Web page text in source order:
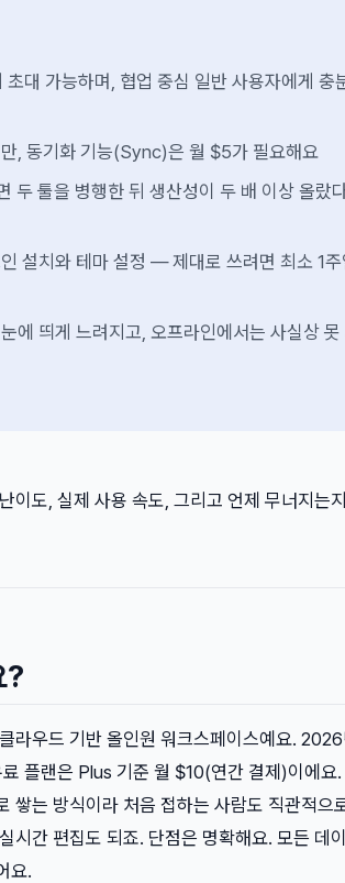
대 가능하며, 협업 중심 일반 사용자에게 충
, 동기화 기능(Sync)은 월 $5가 필요해요
두 툴을 병행한 뒤 생산성이 두 배 이상 올랐
설치와 테마 설정 — 제대로 쓰려면 최소 1주
에 띄게 느려지고, 오프라인에서는 사실상 못
이도, 실제 사용 속도, 그리고 언제 무너지는
?
우드 기반 올인원 워크스페이스예요. 2026
플랜은 Plus 기준 월 $10(연간 결제)이에요.
쌓는 방식이라 처음 접하는 사람도 직관적으
시간 편집도 되죠. 단점은 명확해요. 모든 데
요.